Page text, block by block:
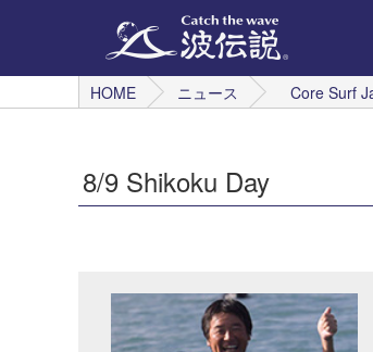
HOME
ニュース Core Surf
8/9 Shikoku Day